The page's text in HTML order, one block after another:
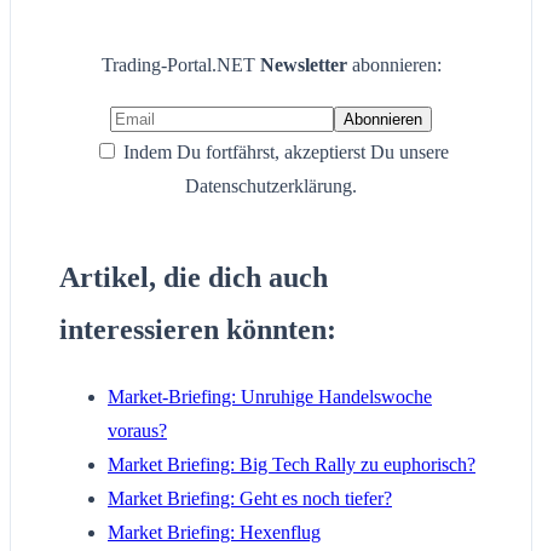
Trading-Portal.NET Newsletter abonnieren:
Indem Du fortfährst, akzeptierst Du unsere
Datenschutzerklärung.
Artikel, die dich auch
interessieren könnten:
Market-Briefing: Unruhige Handelswoche
voraus?
Market Briefing: Big Tech Rally zu euphorisch?
Market Briefing: Geht es noch tiefer?
Market Briefing: Hexenflug